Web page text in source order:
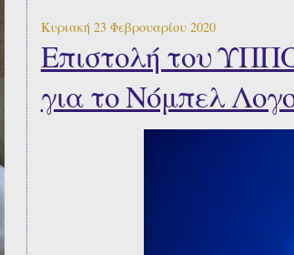
Κυριακή 23 Φεβρουαρίου 2020
Επιστολή του
για το Νόμπελ